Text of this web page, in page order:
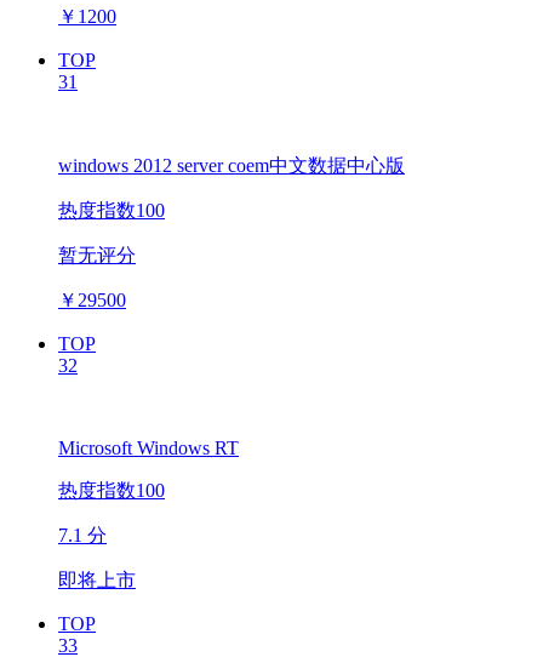
￥ 1200
TOP
31
windows 2012 server coem中文数据中心版
热度指数100
暂无评分
￥ 29500
TOP
32
Microsoft Windows RT
热度指数100
7.1 分
即将上市
TOP
33